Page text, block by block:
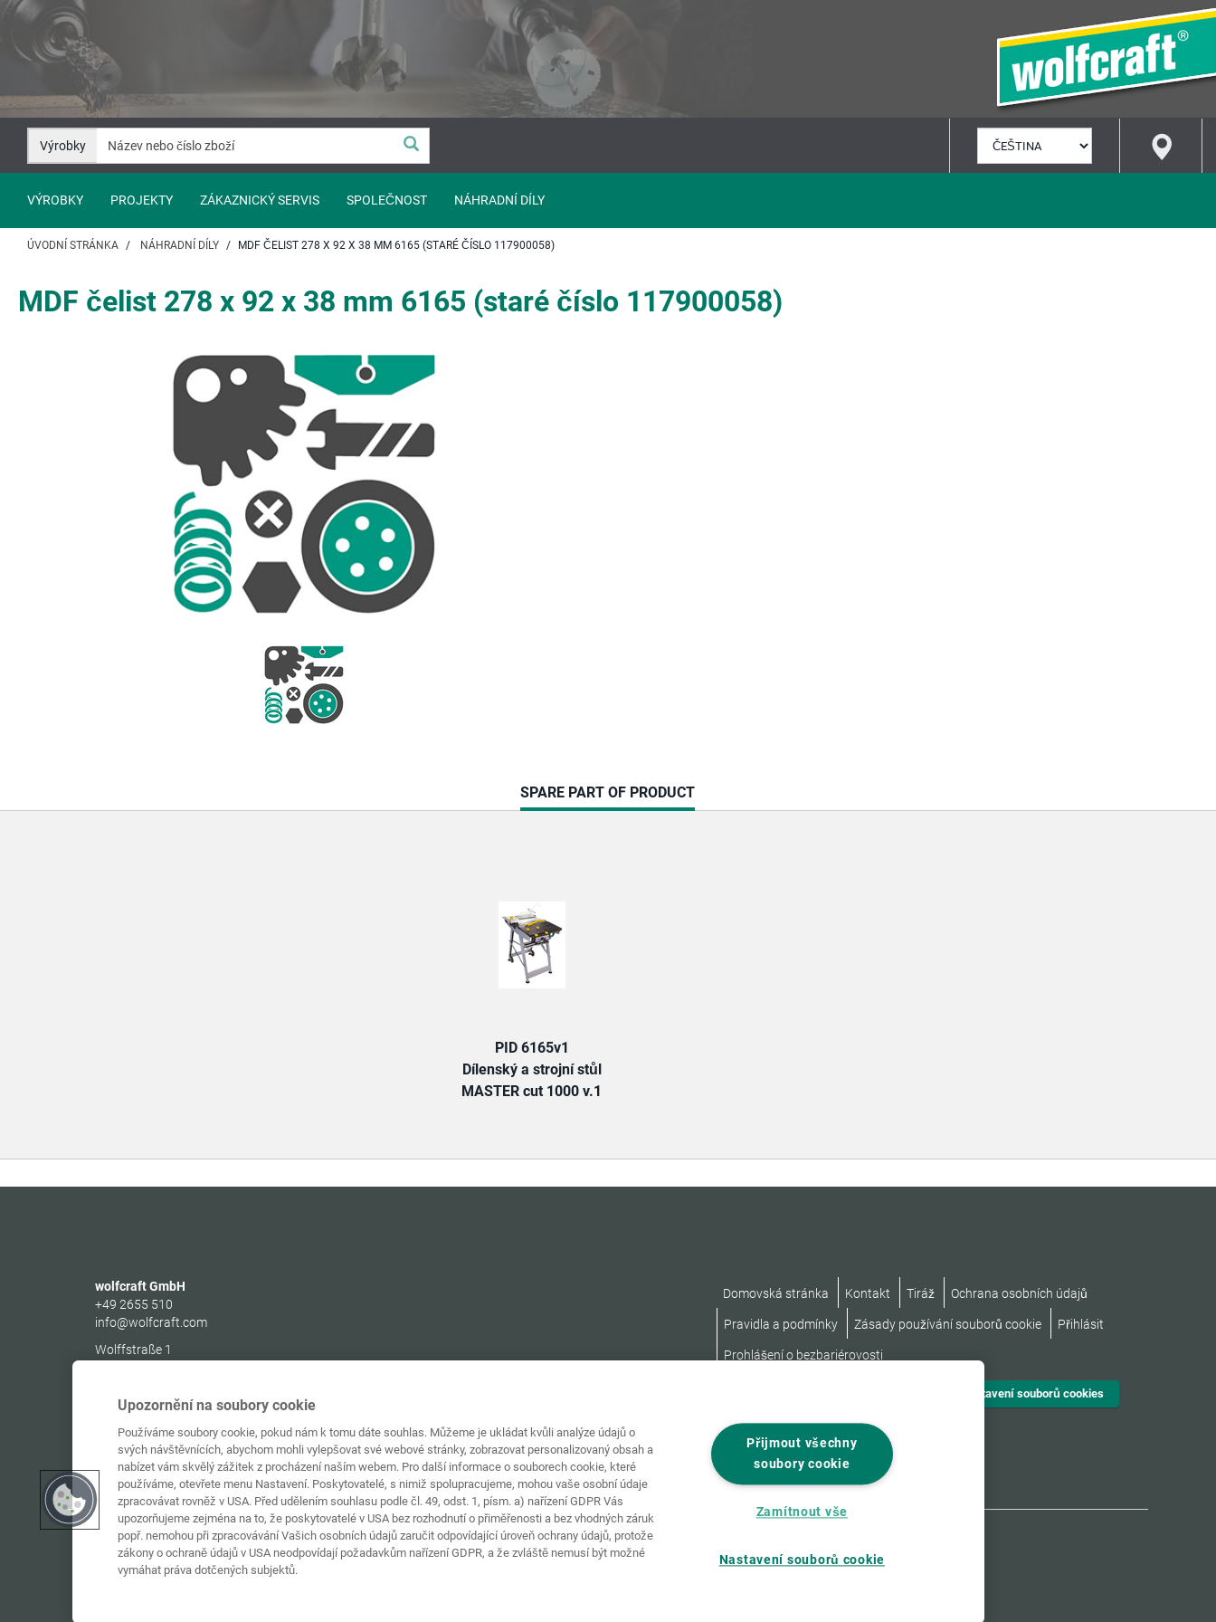
Přejít
Obsah
Přejít
Navigaci
Výrobky
VYBRAT
JAZYK
VÝROBKY PROJEKTY ZÁKAZNICKÝ SERVIS SPOLEČNOST NÁHRADNÍ DÍLY
ÚVODNÍ STRÁNKA NÁHRADNÍ DÍLY MDF ČELIST 278 X 92 X 38 MM 6165 (STARÉ ČÍSLO 117900058)
MDF čelist 278 x 92 x 38 mm 6165 (staré číslo 117900058)
CURRENT
TAB:
SPARE PART OF PRODUCT
PID 6165v1
Dílenský a strojní stůl
MASTER cut 1000 v.1
wolfcraft GmbH
+49 2655 510
info@wolfcraft.com
Wolffstraße 1
Domovská stránka Kontakt Tiráž Ochrana osobních údajů
Pravidla a podmínky Zásady používání souborů cookie Přihlásit
Prohlášení o bezbariérovosti
Nastavení souborů cookies
Upozornění na soubory cookie
Používáme soubory cookie, pokud nám k tomu dáte souhlas. Můžeme je ukládat kvůli analýze údajů o
svých návštěvnících, abychom mohli vylepšovat své webové stránky, zobrazovat personalizovaný obsah a
nabízet vám skvělý zážitek z procházení naším webem. Pro další informace o souborech cookie, které
používáme, otevřete menu Nastavení. Poskytovatelé, s nimiž spolupracujeme, mohou vaše osobní údaje
zpracovávat rovněž v USA. Před udělením souhlasu podle čl. 49, odst. 1, písm. a) nařízení GDPR Vás
upozorňujeme zejména na to, že poskytovatelé v USA bez rozhodnutí o přiměřenosti a bez vhodných záruk
popř. nemohou při zpracovávání Vašich osobních údajů zaručit odpovídající úroveň ochrany údajů, protože
zákony o ochraně údajů v USA neodpovídají požadavkům nařízení GDPR, a že zvláště nemusí být možné
vymáhat práva dotčených subjektů.
Přijmout všechny
soubory cookie
Zamítnout vše
Nastavení souborů cookie